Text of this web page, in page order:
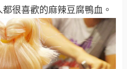
很喜歡的麻辣豆腐鴨血。